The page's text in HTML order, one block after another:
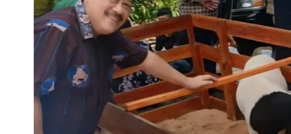
Berita Olah Raga Sorot